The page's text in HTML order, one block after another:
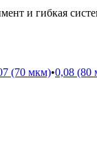
и гибкая
(70 мкм)•0,08 (80